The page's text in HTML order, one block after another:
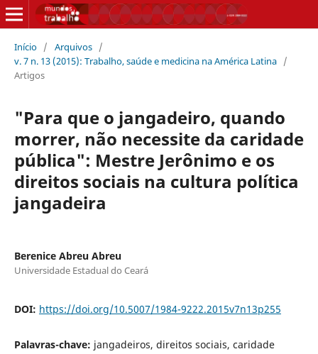
Início / Arquivos /
v. 7 n. 13 (2015): Trabalho, saúde e medicina na América Latina /
Artigos
"Para que o jangadeiro, quando
morrer, não necessite da caridade
pública": Mestre Jerônimo e os
direitos sociais na cultura política
jangadeira
Berenice Abreu Abreu
Universidade Estadual do Ceará
DOI: https://doi.org/10.5007/1984-9222.2015v7n13p255
Palavras-chave: jangadeiros, direitos sociais, caridade